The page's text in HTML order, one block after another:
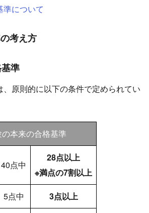
準について
考え方
準
原則的に以下の条件で定められてい
本来の合格基準
40点中
28点以上
※満点の7割以上
5点中 3点以上